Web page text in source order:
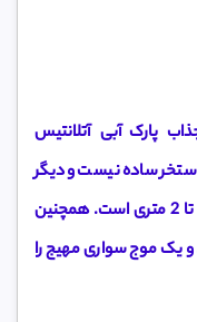
پارک آبی آتلانتیس
ساده نیست و دیگر
ویژگی جالبش، وجود موج های بلند و 1.5 تا 2 متری است. همچنین
و یک موج سواری مهیج را